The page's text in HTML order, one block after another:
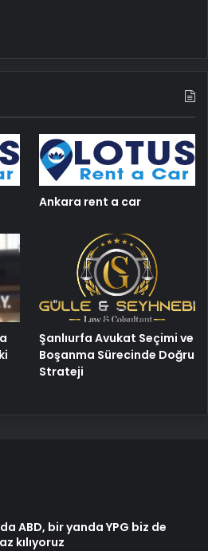
Ankara rent a car
Şanlıurfa Avukat Seçimi ve
Boşanma Sürecinde Doğru
Strateji
ABD, bir yanda YPG biz de
kılıyoruz